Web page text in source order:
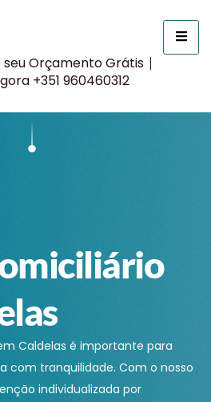
seu Orçamento Grátis
+351 960460312
Caldelas é importante para
com tranquilidade. Com o nosso
individualizada por